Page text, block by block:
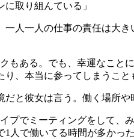
取り組んている」
一人一人の仕事の責任は大
もある。でも、幸運なこ
、本当に参ってしまうこと
と彼女は言う。働く場所や
プでミーティングをして、
1 人で働いてる時間が多かっ